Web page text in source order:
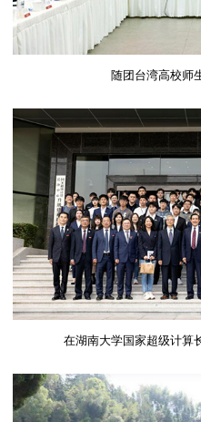
随团台湾高校师
在湖南大学国家超级计算